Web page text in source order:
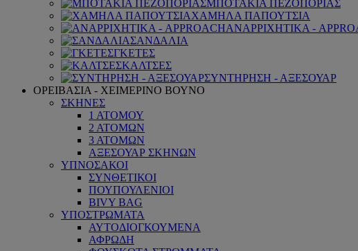
ΜΠΟΤΑΚΙΑ ΠΕΖΟΠΟΡΙΑΣ
ΧΑΜΗΛΑ ΠΑΠΟΥΤΣΙΑ
ΑΝΑΡΡΙΧΗΤΙΚΑ -
ΣΑΝΔΑΛΙΑ
ΓΚΕΤΕΣ
ΚΑΛΤΣΕΣ
ΣΥΝΤΗΡΗΣΗ - ΑΞΕΣΟΥΑΡ
ΟΡΕΙΒΑΣΙΑ - ΧΕΙΜΕΡΙΝΟ ΒΟΥΝΟ
ΣΚΗΝΕΣ
1 ΑΤΟΜΟΥ
2 ΑΤΟΜΩΝ
3 ΑΤΟΜΩΝ
ΑΞΕΣΟΥΑΡ ΣΚΗΝΩΝ
ΥΠΝΟΣΑΚΟΙ
ΣΥΝΘΕΤΙΚΟΙ
ΠΟΥΠΟΥΛΕΝΙΟΙ
BIVY BAG
ΥΠΟΣΤΡΩΜΑΤΑ
ΑΥΤΟΔΙΟΓΚΟΥΜΕΝΑ
ΑΦΡΩΔΗ